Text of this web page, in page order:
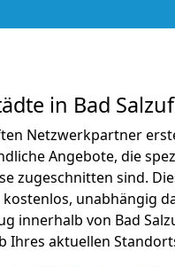
in Bad
Netzwerkpartner
Angebote, die
zugeschnitten sind.
unabhängig
innerhalb von Bad
Ihres aktuellen